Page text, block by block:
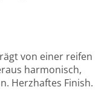
von einer reifen
harmonisch,
Herzhaftes Finish.